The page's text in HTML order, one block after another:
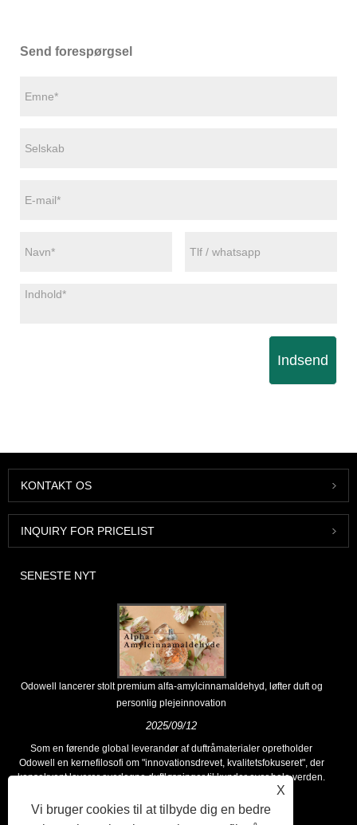
Send forespørgsel
Indsend
KONTAKT OS
INQUIRY FOR PRICELIST
SENESTE NYT
Odowell lancerer stolt premium alfa-amylcinnamaldehyd, løfter duft og
personlig plejeinnovation
2025/09/12
Som en førende global leverandør af duftråmaterialer opretholder
Odowell en kernefilosofi om "innovationsdrevet, kvalitetsfokuseret", der
konsekvent leverer overlegne duftløsninger til kunder over hele verden.
X
Vi bruger cookies til at tilbyde dig en bedre